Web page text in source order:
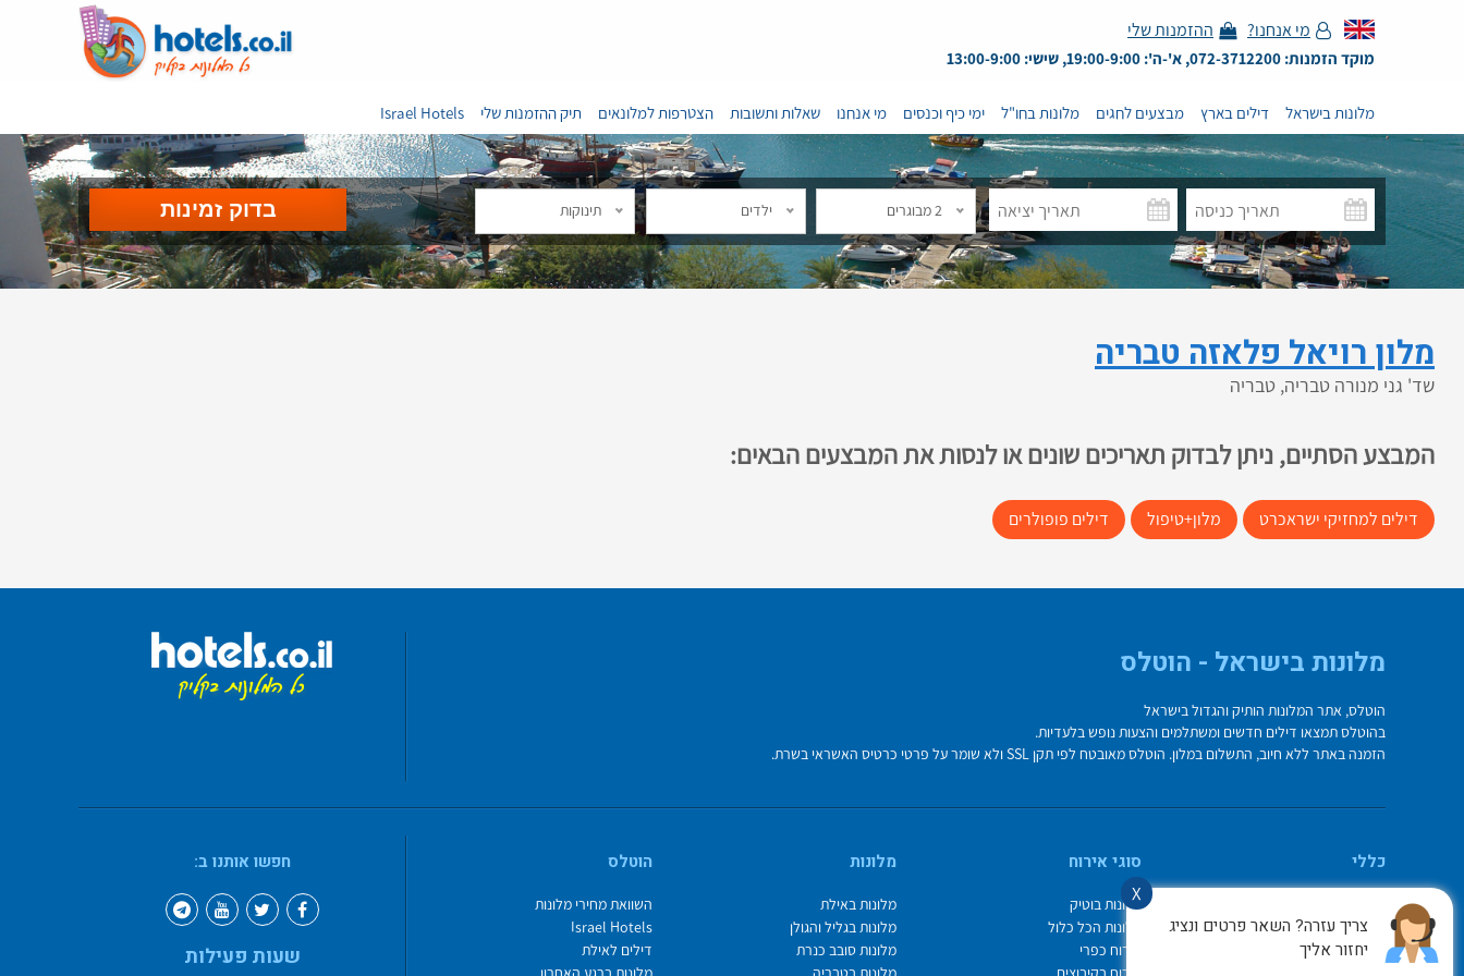
מי אנחנו? ההזמנות שלי
מוקד הזמנות: 072-3712200, א'-ה': 19:00-9:00, שישי: 13:00-9:00
מלונות בישראל דילים בארץ מבצעים לחגים מלונות בחו"ל ימי כיף וכנסים מי אנחנו שאלות ותשובות הצטרפות למלונאים תיק ההזמנות שלי Israel Hotels
2 מבוגרים ילדים תינוקות
מלון רויאל פלאזה טבריה
שד' גני מנורה טבריה, טבריה
המבצע הסתיים, ניתן לבדוק תאריכים שונים או לנסות את המבצעים הבאים:
דילים למחזיקי ישראכרט מלון+טיפול דילים פופולרים
X
צריך עזרה? השאר פרטים ונציג
יחזור אליך
מלונות בישראל - הוטלס
הוטלס, אתר המלונות הותיק והגדול בישראל
בהוטלס תמצאו דילים חדשים ומשתלמים והצעות נופש בלעדיות.
הזמנה באתר ללא חיוב, התשלום במלון. הוטלס מאובטח לפי תקן SSL ולא שומר על פרטי כרטיס האשראי בשרת.
כללי
איך משתמשים באתר
צור קשר
סוגי אירוח
מלונות בוטיק
מלונות הכל כלול
אירוח כפרי
מלונות
מלונות באילת
מלונות בגליל והגולן
מלונות סובב כנרת
הוטלס
השוואת מחירי מלונות
Israel Hotels
דילים לאילת
חפשו אותנו ב:
שעות פעילות